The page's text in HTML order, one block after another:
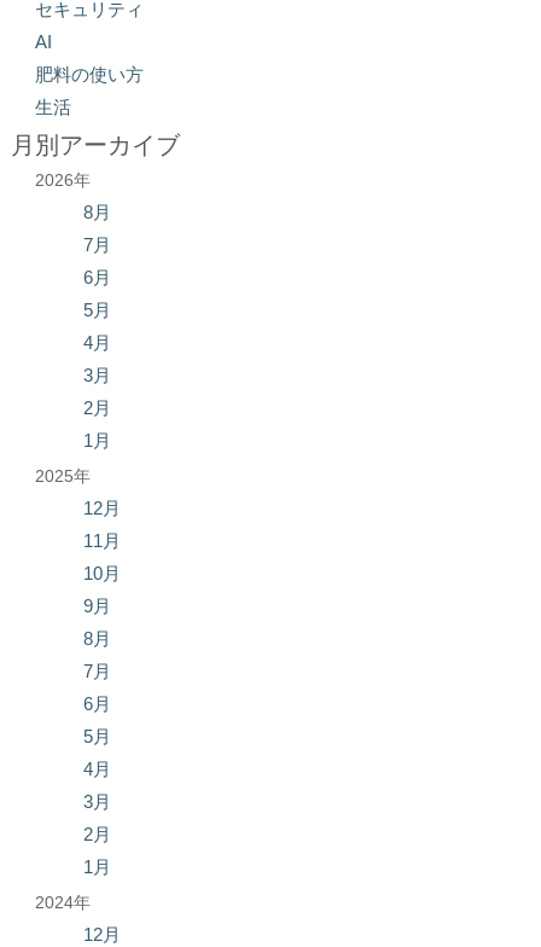
セキュリティ
AI
肥料の使い方
生活
月別アーカイブ
2026年
8月
7月
6月
5月
4月
3月
2月
1月
2025年
12月
11月
10月
9月
8月
7月
6月
5月
4月
3月
2月
1月
2024年
12月